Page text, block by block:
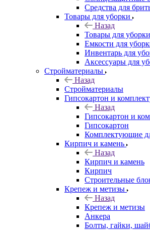
Средства для
Товары для уборки
Назад
Товары для уборки
Емкости для
Инвентарь для
Аксессуары для
Стройматериалы
Назад
Стройматериалы
Гипсокартон и
Назад
Гипсокартон и
Гипсокартон
Комплектующие
Кирпич и камень
Назад
Кирпич и камень
Кирпич
Строительные
Крепеж и метизы
Назад
Крепеж и метизы
Анкера
Болты, гайки,